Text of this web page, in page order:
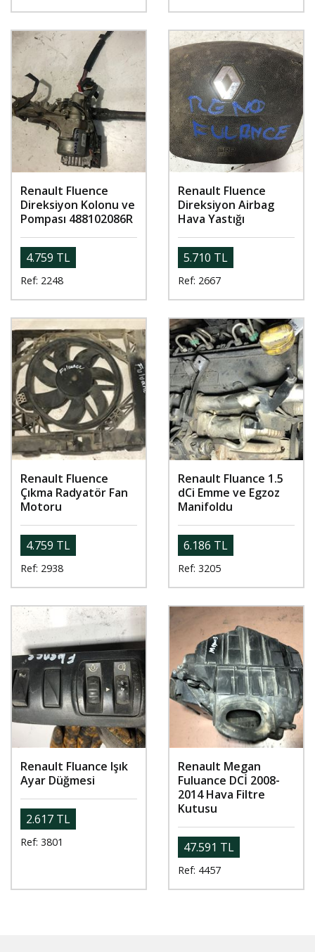
Renault Fluence
Direksiyon Kolonu ve
Pompası 488102086R
4.759 TL
Ref: 2248
Renault Fluence
Direksiyon Airbag
Hava Yastığı
5.710 TL
Ref: 2667
Renault Fluence
Çıkma Radyatör Fan
Motoru
4.759 TL
Ref: 2938
Renault Fluance 1.5
dCi Emme ve Egzoz
Manifoldu
6.186 TL
Ref: 3205
Renault Fluance Işık
Ayar Düğmesi
2.617 TL
Ref: 3801
Renault Megan
Fuluance DCİ 2008-
2014 Hava Filtre
Kutusu
47.591 TL
Ref: 4457